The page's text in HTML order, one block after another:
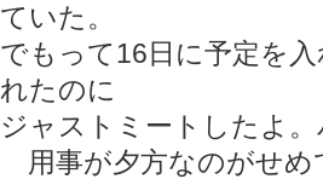
ていた。
でもって16日に予定を
れたのに
ジャストミートしたよ
用事が夕方なのがせめ